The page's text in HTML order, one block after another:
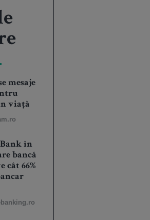
mesaje
viață
în
bancă
cât 66%